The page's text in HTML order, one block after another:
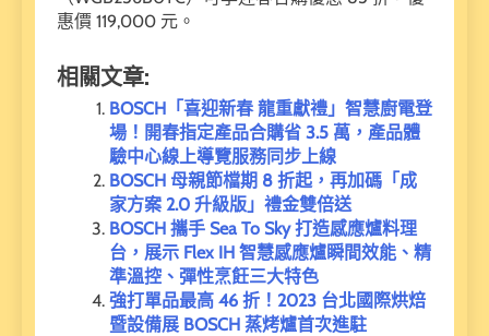
惠價 119,000 元。
相關文章:
BOSCH「喜迎新春 龍重獻禮」智慧廚電登
場！開春指定產品合購省 3.5 萬，產品體
驗中心線上導覽服務同步上線
BOSCH 母親節檔期 8 折起，再加碼「成
家方案 2.0 升級版」禮金雙倍送
BOSCH 攜手 Sea To Sky 打造感應爐料理
台，展示 Flex IH 智慧感應爐瞬間效能、精
準溫控、彈性烹飪三大特色
強打單品最高 46 折！2023 台北國際烘焙
暨設備展 BOSCH 蒸烤爐首次進駐